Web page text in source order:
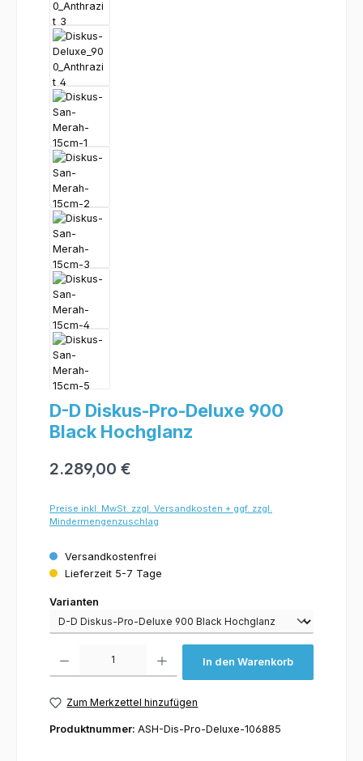
D-D Diskus-Pro-Deluxe 900
Black Hochglanz
2.289,00 €
Preise inkl. MwSt. zzgl. Versandkosten + ggf. zzgl.
Mindermengenzuschlag
Versandkostenfrei
Lieferzeit 5-7 Tage
Varianten
Varianten
In den Warenkorb
Zum Merkzettel hinzufügen
Produktnummer: ASH-Dis-Pro-Deluxe-106885